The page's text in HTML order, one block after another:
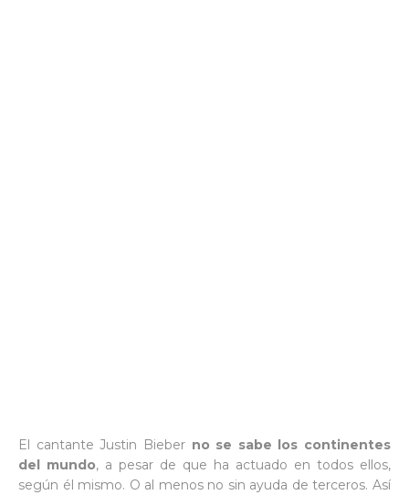
El cantante Justin Bieber no se sabe los continentes
del mundo, a pesar de que ha actuado en todos ellos,
según él mismo. O al menos no sin ayuda de terceros. Así